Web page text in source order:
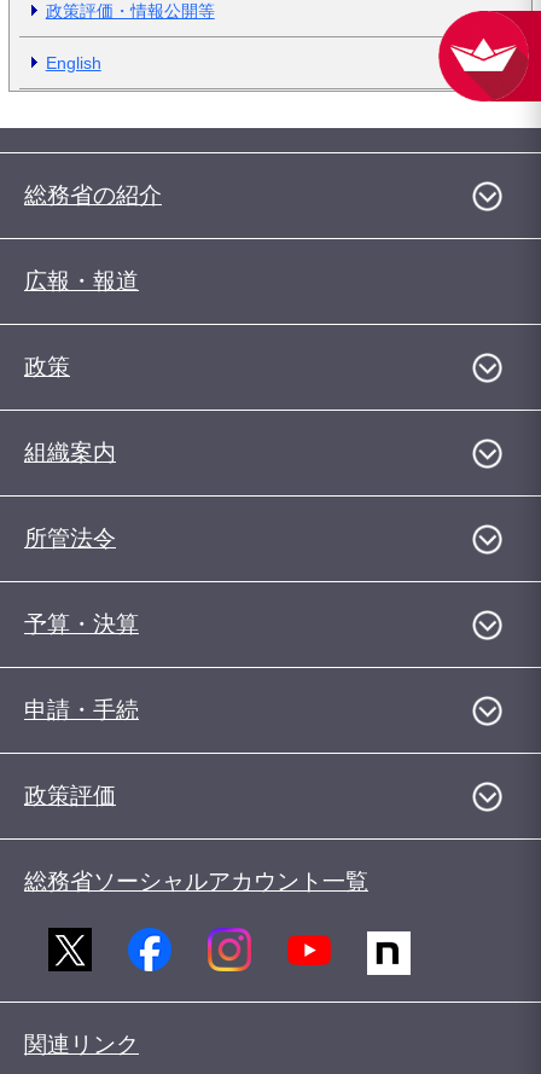
政策評価・情報公開等
English
総務省の紹介
広報・報道
政策
組織案内
所管法令
予算・決算
申請・手続
政策評価
総務省ソーシャルアカウント一覧
関連リンク